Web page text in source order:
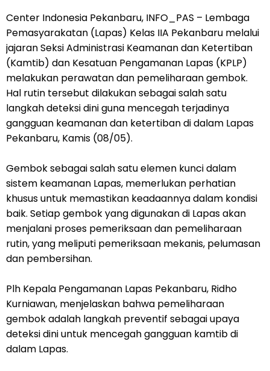
Center Indonesia Pekanbaru, INFO_PAS – Lembaga
Pemasyarakatan (Lapas) Kelas IIA Pekanbaru melalui
jajaran Seksi Administrasi Keamanan dan Ketertiban
(Kamtib) dan Kesatuan Pengamanan Lapas (KPLP)
melakukan perawatan dan pemeliharaan gembok.
Hal rutin tersebut dilakukan sebagai salah satu
langkah deteksi dini guna mencegah terjadinya
gangguan keamanan dan ketertiban di dalam Lapas
Pekanbaru, Kamis (08/05).
Gembok sebagai salah satu elemen kunci dalam
sistem keamanan Lapas, memerlukan perhatian
khusus untuk memastikan keadaannya dalam kondisi
baik. Setiap gembok yang digunakan di Lapas akan
menjalani proses pemeriksaan dan pemeliharaan
rutin, yang meliputi pemeriksaan mekanis, pelumasan
dan pembersihan.
Plh Kepala Pengamanan Lapas Pekanbaru, Ridho
Kurniawan, menjelaskan bahwa pemeliharaan
gembok adalah langkah preventif sebagai upaya
deteksi dini untuk mencegah gangguan kamtib di
dalam Lapas.